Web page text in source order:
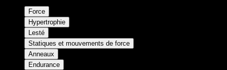
Force
Hypertrophie
Lesté
Statiques et mouvements de force
Anneaux
Endurance